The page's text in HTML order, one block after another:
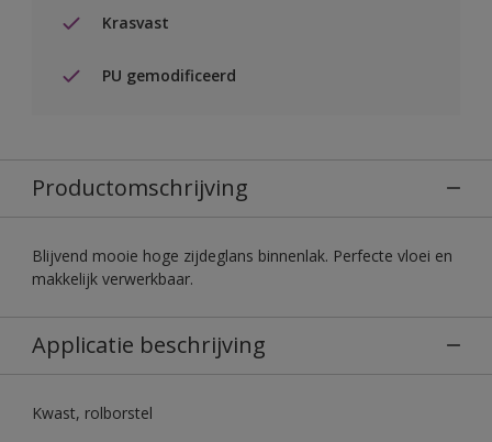
Krasvast
PU gemodificeerd
Productomschrijving
Blijvend mooie hoge zijdeglans binnenlak. Perfecte vloei en
makkelijk verwerkbaar.
Applicatie beschrijving
Kwast, rolborstel